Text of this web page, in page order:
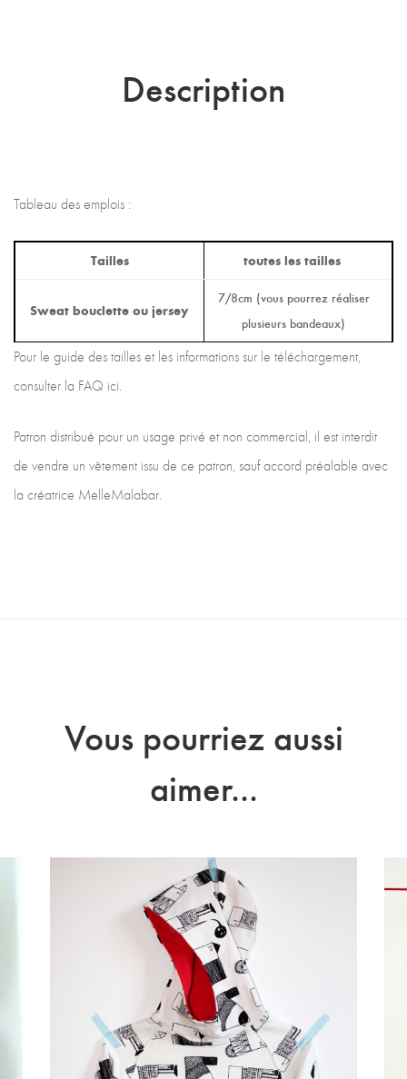
Description
Tableau des emplois :
Tailles toutes les tailles
Sweat bouclette ou jersey
7/8cm (vous pourrez réaliser
plusieurs bandeaux)
Pour le guide des tailles et les informations sur le téléchargement,
consulter la FAQ ici.
Patron distribué pour un usage privé et non commercial, il est interdit
de vendre un vêtement issu de ce patron, sauf accord préalable avec
la créatrice MelleMalabar.
Vous pourriez aussi
aimer...